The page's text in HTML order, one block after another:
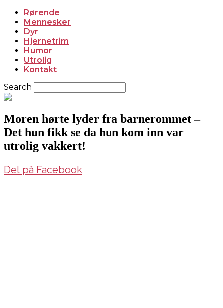
Rørende
Mennesker
Dyr
Hjernetrim
Humor
Utrolig
Kontakt
Search
Moren hørte lyder fra barnerommet –
Det hun fikk se da hun kom inn var
utrolig vakkert!
Del på Facebook